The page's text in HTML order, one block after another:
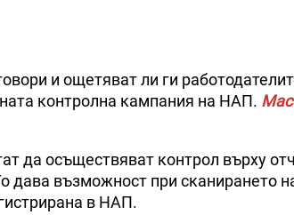
и ощетяват ли ги
контролна кампания на НАП.
да осъществяват контрол върху
възможност при сканирането
в НАП.